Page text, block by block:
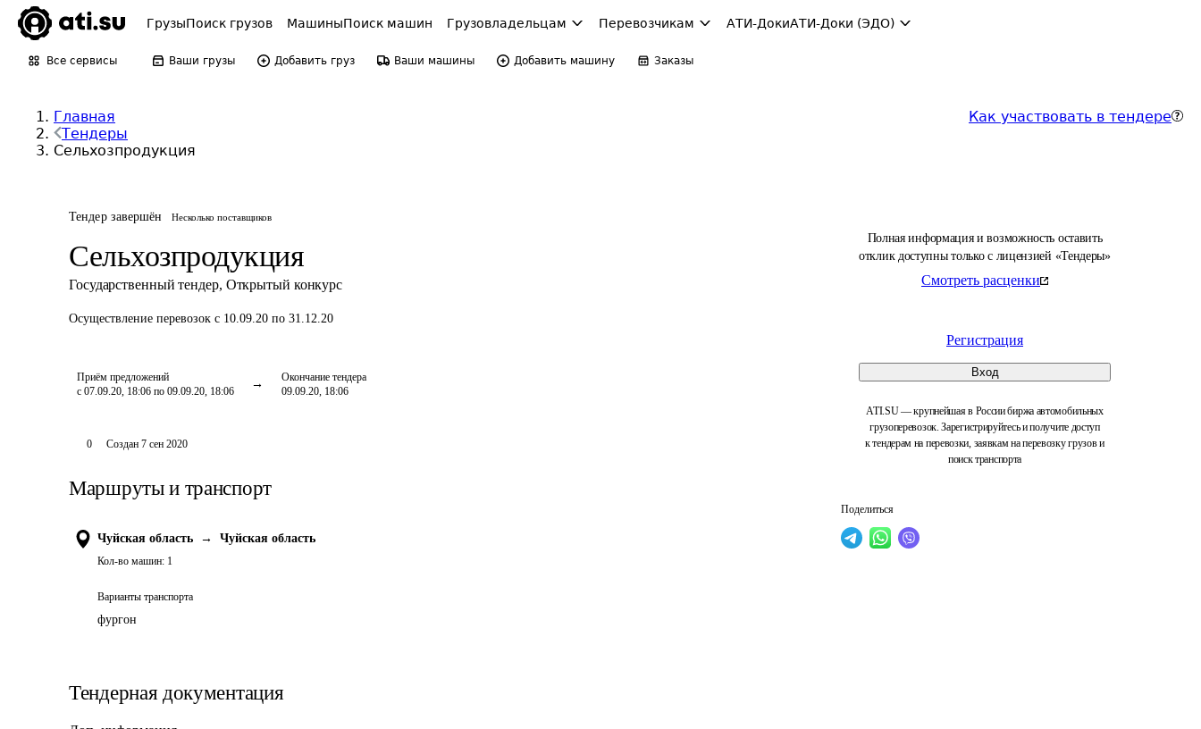
ГрузыПоиск грузов МашиныПоиск машин Грузовладельцам Перевозчикам АТИ-ДокиАТИ-Доки (ЭДО)
Все сервисы Ваши грузы Добавить груз Ваши машины Добавить машину Заказы
Главная
Тендеры
Сельхозпродукция
Как участвовать в тендере
Тендер завершён Несколько поставщиков
Сельхозпродукция
Государственный тендер, Открытый конкурс
Осуществление перевозок с 10.09.20 по 31.12.20
Приём предложений
с 07.09.20, 18:06 по 09.09.20, 18:06
Окончание тендера
09.09.20, 18:06
Полная информация и возможность оставить
отклик доступны только с лицензией «Тендеры»
Смотреть расценки
Регистрация
Вход
ATI.SU — крупнейшая в России биржа автомобильных
грузоперевозок. Зарегистрируйтесь и получите доступ
к тендерам на перевозки, заявкам на перевозку грузов и
поиск транспорта
Поделиться
0 Создан 7 сен 2020
Маршруты и транспорт
Чуйская область → Чуйская область
Кол-во машин: 1
Варианты транспорта
фургон
Тендерная документация